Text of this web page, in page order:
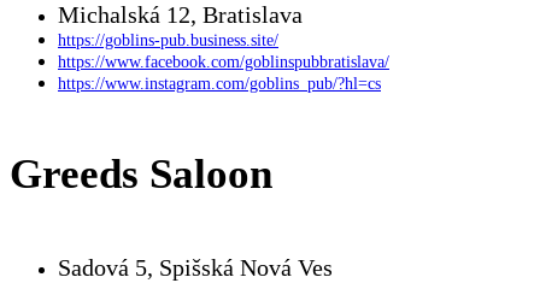
Michalská 12, Bratislava
https://goblins-pub.business.site/
https://www.facebook.com/goblinspubbratislava/
https://www.instagram.com/goblins_pub/?hl=cs
Greeds Saloon
Sadová 5, Spišská Nová Ves